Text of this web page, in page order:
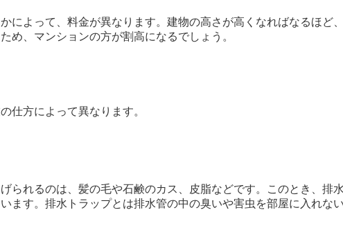
によって、料金が異なります。建物の高さが高くなればなるほど
め、マンションの方が割高になるでしょう。
仕方によって異なります。
られるのは、髪の毛や石鹸のカス、皮脂などです。このとき、排
ます。排水トラップとは排水管の中の臭いや害虫を部屋に入れな